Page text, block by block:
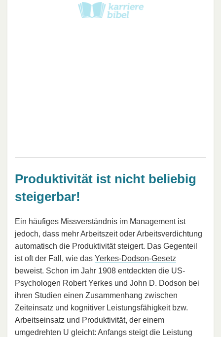
Produktivität ist nicht beliebig
steigerbar!
Ein häufiges Missverständnis im Management ist
jedoch, dass mehr Arbeitszeit oder Arbeitsverdichtung
automatisch die Produktivität steigert. Das Gegenteil
ist oft der Fall, wie das Yerkes-Dodson-Gesetz
beweist. Schon im Jahr 1908 entdeckten die US-
Psychologen Robert Yerkes und John D. Dodson bei
ihren Studien einen Zusammenhang zwischen
Zeiteinsatz und kognitiver Leistungsfähigkeit bzw.
Arbeitseinsatz und Produktivität, der einem
umgedrehten U gleicht: Anfangs steigt die Leistung